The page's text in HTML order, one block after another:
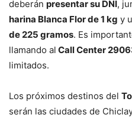
deberán presentar su DNI,
harina Blanca Flor de 1 kg y
de 225 gramos. Es
llamando al Call Center
limitados.
Los próximos destinos del
serán las ciudades de